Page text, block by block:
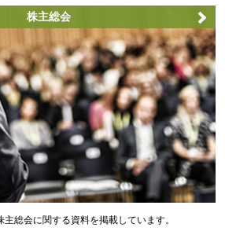
株主総会
総会に関する資料を掲載しています。